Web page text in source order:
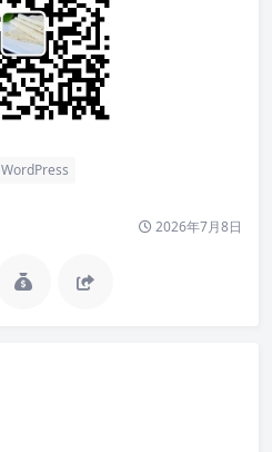
WordPress
2026年7月8日